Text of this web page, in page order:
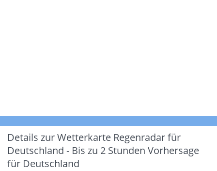
Details zur Wetterkarte Regenradar für
Deutschland - Bis zu 2 Stunden Vorhersage
für Deutschland